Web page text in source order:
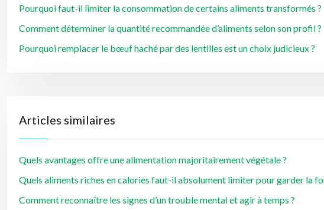
Pourquoi faut-il limiter la consommation de certains aliments transformés ?
Comment déterminer la quantité recommandée d’aliments selon son profil ?
Pourquoi remplacer le bœuf haché par des lentilles est un choix judicieux ?
Articles similaires
Quels avantages offre une alimentation majoritairement végétale ?
Quels aliments riches en calories faut-il absolument limiter pour garder la
Comment reconnaître les signes d’un trouble mental et agir à temps ?